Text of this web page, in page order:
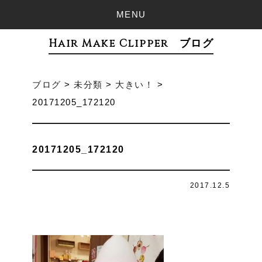
MENU
Hair Make Clipper ブログ
ブログ > 未分類 > 大きい！
>
20171205_172120
20171205_172120
2017.12.5